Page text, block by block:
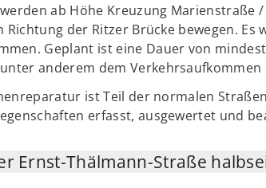
ab Höhe Kreuzung Marienstraße
der Ritzer Brücke bewegen.
Geplant ist eine Dauer von
anderem dem Verkehrsaufkommen
ist Teil der normalen
erfasst, ausgewertet und
Ernst-Thälmann-Straße